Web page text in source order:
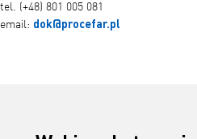
tel. (+48) 801 005 081
email: dok@procefar.pl